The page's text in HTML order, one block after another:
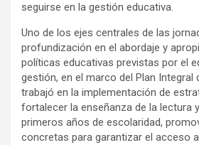
seguirse en la gestión educativa.
Uno de los ejes centrales de las
profundización en el abordaje y
políticas educativas previstas por el
gestión, en el marco del Plan Integral
trabajó en la implementación de
fortalecer la enseñanza de la lectura
primeros años de escolaridad,
concretas para garantizar el acceso